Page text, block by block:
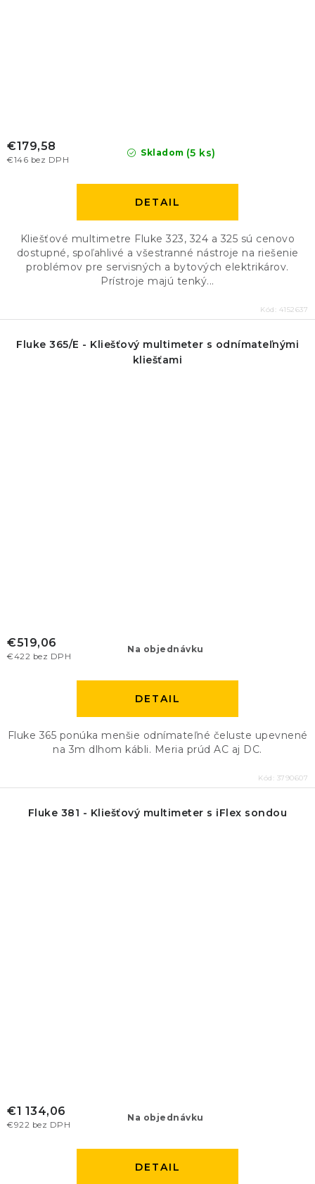
Skladom (5 ks)
€146 bez DPH
€179,58
DETAIL
Kliešťové multimetre Fluke 323, 324 a 325 sú cenovo
dostupné, spoľahlivé a všestranné nástroje na riešenie
problémov pre servisných a bytových elektrikárov.
Prístroje majú tenký...
Kód: 4152637
Fluke 365/E - Kliešťový multimeter s odnímateľnými
kliešťami
Na objednávku
€422 bez DPH
€519,06
DETAIL
Fluke 365 ponúka menšie odnímateľné čeluste upevnené
na 3m dlhom kábli. Meria prúd AC aj DC.
Kód: 3790607
Fluke 381 - Kliešťový multimeter s iFlex sondou
Na objednávku
€922 bez DPH
€1 134,06
DETAIL